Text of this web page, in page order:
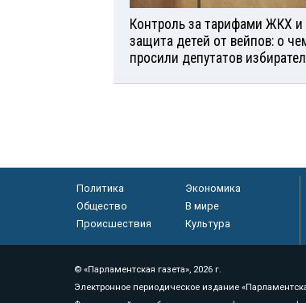
Контроль за тарифами ЖКХ и
защита детей от вейпов: о
просили депутатов
Политика
Экономика
Общество
В мире
Происшествия
Культура
© «Парламентская газета», 2026 г.
Электронное периодическое издание